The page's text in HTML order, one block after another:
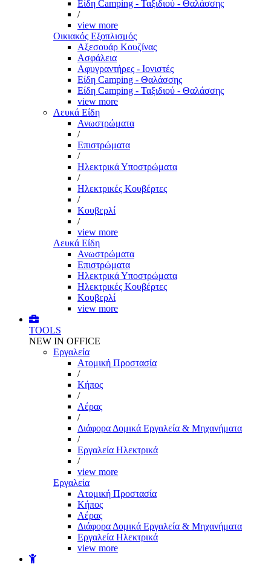
Είδη Camping - Ταξιδιού - Θαλάσσης
/
view more
Οικιακός Εξοπλισμός
Αξεσουάρ Κουζίνας
Ασφάλεια
Αφυγραντήρες - Ιονιστές
Είδη Camping - Θαλάσσης
Είδη Camping - Ταξιδιού - Θαλάσσης
view more
Λευκά Είδη
Ανωστρώματα
/
Επιστρώματα
/
Ηλεκτρικά Υποστρώματα
/
Ηλεκτρικές Κουβέρτες
/
Κουβερλί
/
view more
Λευκά Είδη
Ανωστρώματα
Επιστρώματα
Ηλεκτρικά Υποστρώματα
Ηλεκτρικές Κουβέρτες
Κουβερλί
view more
TOOLS
NEW IN OFFICE
Εργαλεία
Aτομική Προστασία
/
Kήπος
/
Αέρας
/
Διάφορα Δομικά Εργαλεία & Μηχανήματα
/
Εργαλεία Ηλεκτρικά
/
view more
Εργαλεία
Aτομική Προστασία
Kήπος
Αέρας
Διάφορα Δομικά Εργαλεία & Μηχανήματα
Εργαλεία Ηλεκτρικά
view more